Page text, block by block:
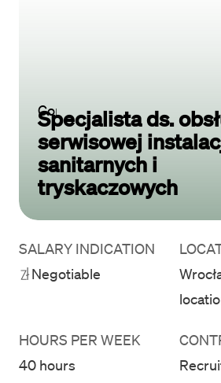
Contact
Specjalista ds.
serwisowej
sanitarnych i
tryskaczowych
SALARY INDICATION
Negotiable
HOURS PER WEEK
40 hours